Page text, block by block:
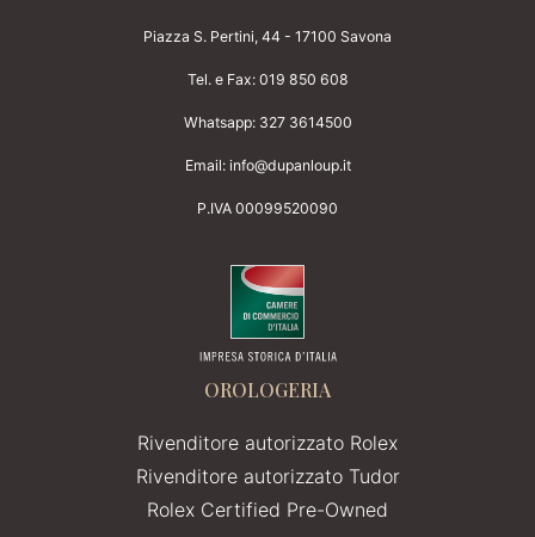
Piazza S. Pertini, 44 - 17100 Savona
Tel. e Fax: 019 850 608
Whatsapp: 327 3614500
Email: info@dupanloup.it
P.IVA 00099520090
OROLOGERIA
Rivenditore autorizzato Rolex
Rivenditore autorizzato Tudor
Rolex Certified Pre-Owned